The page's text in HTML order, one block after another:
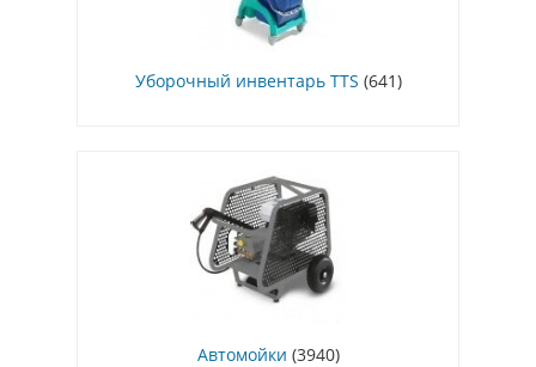
Уборочный инвентарь TTS (641)
Автомойки (3940)